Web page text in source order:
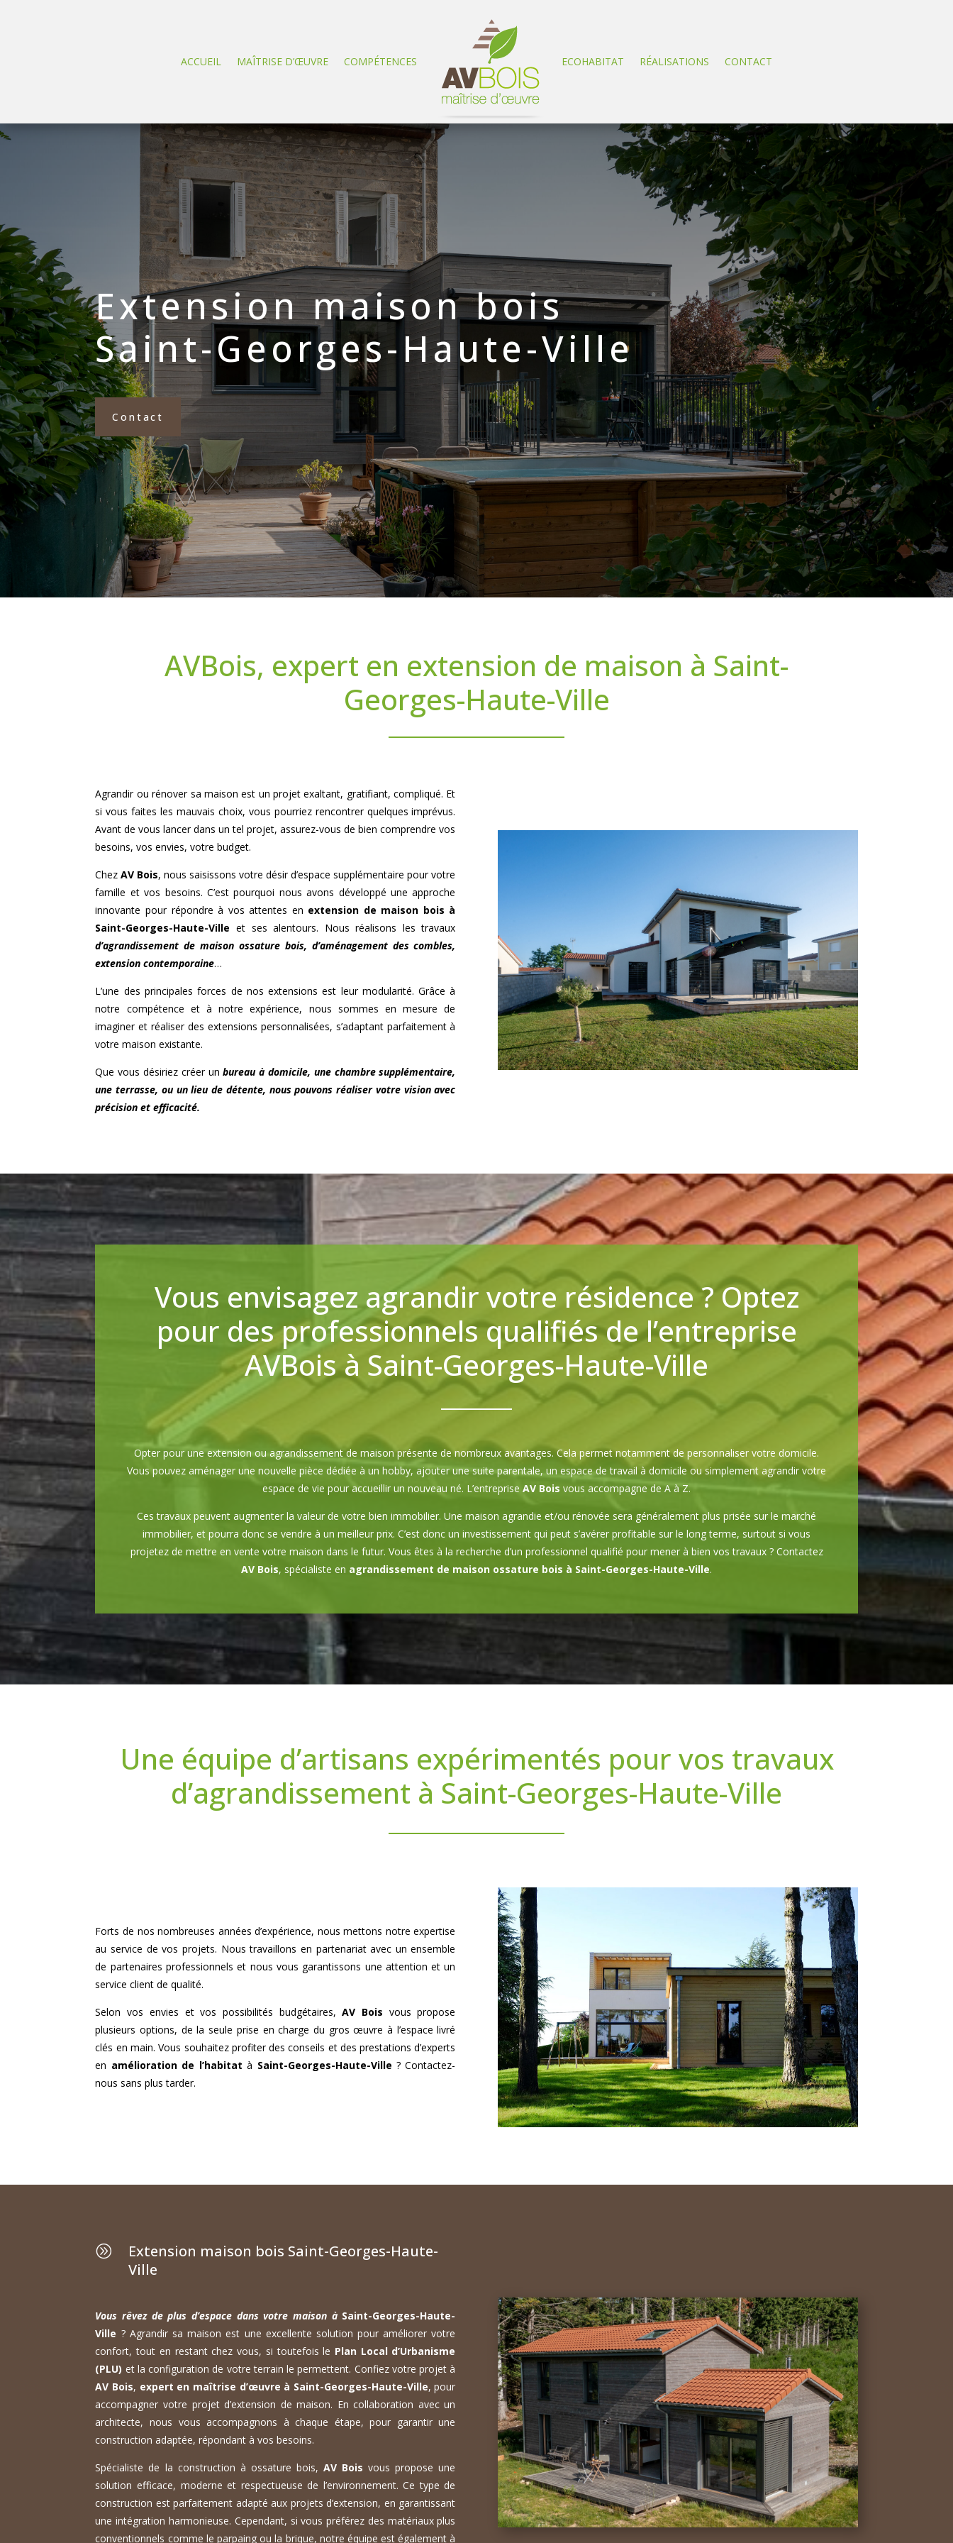
ACCUEIL MAÎTRISE D’ŒUVRE COMPÉTENCES ECOHABITAT RÉALISATIONS CONTACT
Extension maison bois
Saint-Georges-Haute-Ville
Contact
AVBois, expert en extension de maison à Saint-
Georges-Haute-Ville
Agrandir ou rénover sa maison est un projet exaltant, gratifiant, compliqué. Et
si vous faites les mauvais choix, vous pourriez rencontrer quelques imprévus.
Avant de vous lancer dans un tel projet, assurez-vous de bien comprendre vos
besoins, vos envies, votre budget.
ChezAV Bois, nous saisissons votre désir d’espace supplémentaire pour votre
famille et vos besoins. C’est pourquoi nous avons développé une approche
innovante pour répondre à vos attentes en extension de maison bois à
Saint-Georges-Haute-Ville et ses alentours. Nous réalisons les travaux
d’agrandissement de maison ossature bois, d’aménagement des combles,
extension contemporaine…
L’une des principales forces de nos extensions est leur modularité. Grâce à
notre compétence et à notre expérience, nous sommes en mesure de
imaginer et réaliser des extensions personnalisées, s’adaptant parfaitement à
votre maison existante.
Que vous désiriez créer unbureau à domicile, une chambre supplémentaire,
une terrasse, ou un lieu de détente, nous pouvons réaliser votre vision avec
précision et efficacité.
Vous envisagez agrandir votre résidence ? Optez
pour des professionnels qualifiés de l’entreprise
AVBois à Saint-Georges-Haute-Ville
Opter pour une extension ou agrandissement de maison présente de nombreux avantages. Cela permet notamment de personnaliser votre domicile.
Vous pouvez aménager une nouvelle pièce dédiée à un hobby, ajouter une suite parentale, un espace de travail à domicile ou simplement agrandir votre
espace de vie pour accueillir un nouveau né. L’entreprise AV Bois vous accompagne de A à Z.
Ces travaux peuvent augmenter la valeur de votre bien immobilier. Une maison agrandie et/ou rénovée sera généralement plus prisée sur le marché
immobilier, et pourra donc se vendre à un meilleur prix. C’est donc un investissement qui peut s’avérer profitable sur le long terme, surtout si vous
projetez de mettre en vente votre maison dans le futur. Vous êtes à la recherche d’un professionnel qualifié pour mener à bien vos travaux ? Contactez
AV Bois, spécialiste en agrandissement de maison ossature bois à Saint-Georges-Haute-Ville.
Une équipe d’artisans expérimentés pour vos travaux
d’agrandissement à Saint-Georges-Haute-Ville
Forts de nos nombreuses années d’expérience, nous mettons notre expertise
au service de vos projets. Nous travaillons en partenariat avec un ensemble
de partenaires professionnels et nous vous garantissons une attention et un
service client de qualité.
Selon vos envies et vos possibilités budgétaires,AV Bois vous propose
plusieurs options, de la seule prise en charge du gros œuvre à l’espace livré
clés en main. Vous souhaitez profiter des conseils et des prestations d’experts
en amélioration de l’habitat à Saint-Georges-Haute-Ville ? Contactez-
nous sans plus tarder.
A
Extension maison bois Saint-Georges-Haute-
Ville
Vous rêvez de plus d’espace dans votre maison à Saint-Georges-Haute-
Ville ? Agrandir sa maison est une excellente solution pour améliorer votre
confort, tout en restant chez vous, si toutefois le Plan Local d’Urbanisme
(PLU) et la configuration de votre terrain le permettent. Confiez votre projet à
AV Bois, expert en maîtrise d’œuvre à Saint-Georges-Haute-Ville, pour
accompagner votre projet d’extension de maison. En collaboration avec un
architecte, nous vous accompagnons à chaque étape, pour garantir une
construction adaptée, répondant à vos besoins.
Spécialiste de la construction à ossature bois,AV Bois vous propose une
solution efficace, moderne et respectueuse de l’environnement. Ce type de
construction est parfaitement adapté aux projets d’extension, en garantissant
une intégration harmonieuse. Cependant, si vous préférez des matériaux plus
conventionnels comme le parpaing ou la brique, notre équipe est également à